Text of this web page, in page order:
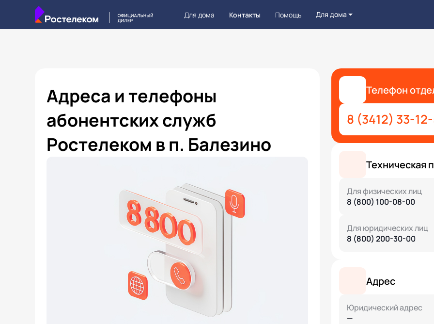
Для дома Контакты Помощь Для дома
Адреса и телефоны
абонентских служб
Ростелеком в п. Балезино
Телефон
8 (3412) 33-
Техническая
Для физических лиц
8 (800) 100-08-00
Для юридических лиц
8 (800) 200-30-00
Адрес
Юридический адрес
—